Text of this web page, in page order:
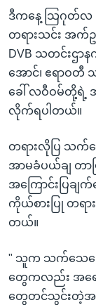
ဒီကနေ့ သြဂုတ်လ
တရားသင်း အက်ဥ
DVB သတင်းဌာ
အောင်၊ ဧရာဝတီ
ခေါ် လဝီဝမ်တို့ရဲ့
လိုက်ရပါတယ်။
တရားလိုပြ သက်
အာမခံပယ်ချ တ
အကြောင်းပြခ
ကိုယ်စားပြု တရာ
တယ်။
" သူက သက်သေတွေ
တွေကလည်း အရ
တွေတင်သွင်းတဲ့အဆ